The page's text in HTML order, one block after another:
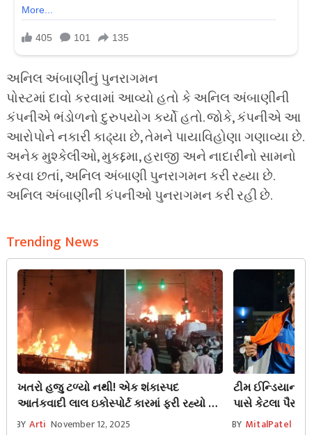
અનિલ અંબાણીનું પુનરાગમન
પોસ્ટમાં દાવો કરવામાં આવ્યો હતો કે અનિલ અંબાણીની
કંપનીએ ભંડોળનો દુરુપયોગ કર્યો હતો. જોકે, કંપનીએ આ
આરોપોને નકારી કાઢ્યા છે, તેમને પાયાવિહોણા ગણાવ્યા છે.
અનેક મુશ્કેલીઓ, મુકદ્દમા, હરાજી અને નાદારીનો સામનો
કરવા છતાં, અનિલ અંબાણી પુનરાગમન કરી રહ્યા છે.
અનિલ અંબાણીની કંપનીઓ પુનરાગમન કરી રહી છે.
Trending News
ખતરો હજુ ટળ્યો નથી! એક શંકાસ્પદ
આતંકવાદી લાલ ઇકોસ્પોર્ટ કારમાં ફરી રહ્યો છે,
અને દિલ્હીમાં નાકાબંધી
BY Arti November 12, 2025
ટીમ ઈન્ડિયાની
પાસે કેટલા પૈસા
તમે દંગ રહી જશો.
BY MitalPatel